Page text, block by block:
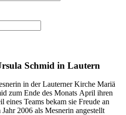
Schmid in Lautern
in der LauternerKirche Mariä
zum Ende des Monats April ihren
eines Teams bekam sie Freude an
Jahr 2006 als Mesnerin angestellt